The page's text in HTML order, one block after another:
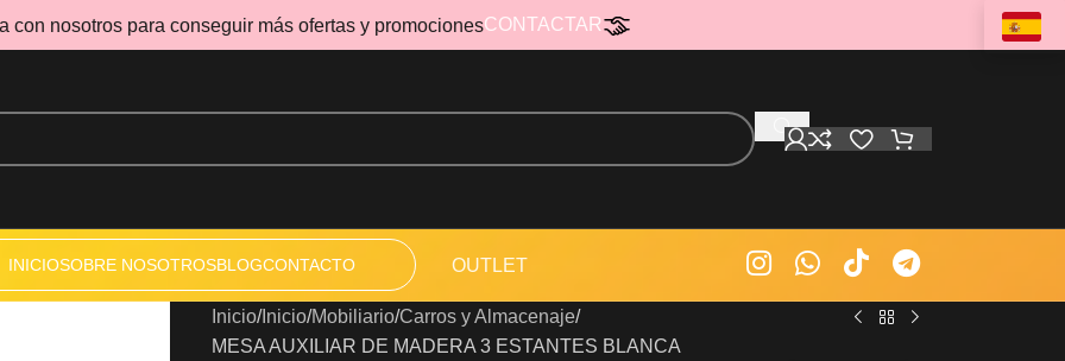
con nosotros para conseguir más ofertas y promocionesCONTACTAR
INICIOSOBRE NOSOTROSBLOGCONTACTO OUTLET
Inicio Inicio Mobiliario Carros y Almacenaje
MESA AUXILIAR DE MADERA 3 ESTANTES BLANCA